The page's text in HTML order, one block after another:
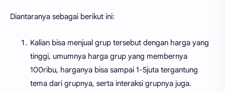
Diantaranya sebagai berikut ini:
Kalian bisa menjual grup tersebut dengan harga yang
tinggi, umumnya harga grup yang membernya
100ribu, harganya bisa sampai 1-5juta tergantung
tema dari grupnya, serta interaksi grupnya juga.